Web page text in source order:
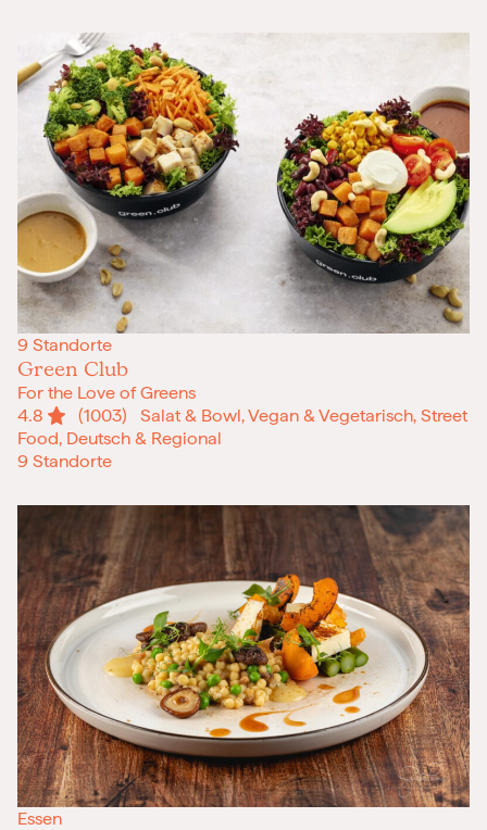
9 Standorte
Green Club
For the Love of Greens
4.8
(1003) Salat & Bowl, Vegan & Vegetarisch, Street
Food, Deutsch & Regional
9 Standorte
Essen